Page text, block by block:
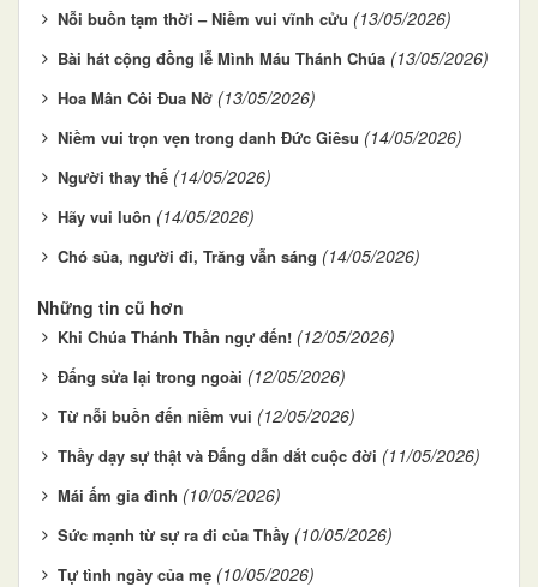
Nỗi buồn tạm thời – Niềm vui vĩnh cửu (13/05/2026)
Bài hát cộng đồng lễ Mình Máu Thánh Chúa (13/05/2026)
Hoa Mân Côi Đua Nở (13/05/2026)
Niềm vui trọn vẹn trong danh Đức Giêsu (14/05/2026)
Người thay thế (14/05/2026)
Hãy vui luôn (14/05/2026)
Chó sủa, người đi, Trăng vẫn sáng (14/05/2026)
Những tin cũ hơn
Khi Chúa Thánh Thần ngự đến! (12/05/2026)
Đấng sửa lại trong ngoài (12/05/2026)
Từ nỗi buồn đến niềm vui (12/05/2026)
Thầy dạy sự thật và Đấng dẫn dắt cuộc đời (11/05/2026)
Mái ấm gia đình (10/05/2026)
Sức mạnh từ sự ra đi của Thầy (10/05/2026)
Tự tình ngày của mẹ (10/05/2026)